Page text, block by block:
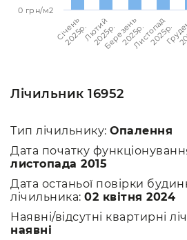
Січень
2025p.Лютий
2025p.
Березень
2025p.Листопад
2025p.
0 грн/м2
Лічильник 16952
Тип лічильнику: Опалення
Дата початку
листопада 2015
Дата останьої повірки
лічильника: 02 квітня 2024
Наявні/відсутні квартирні
наявні